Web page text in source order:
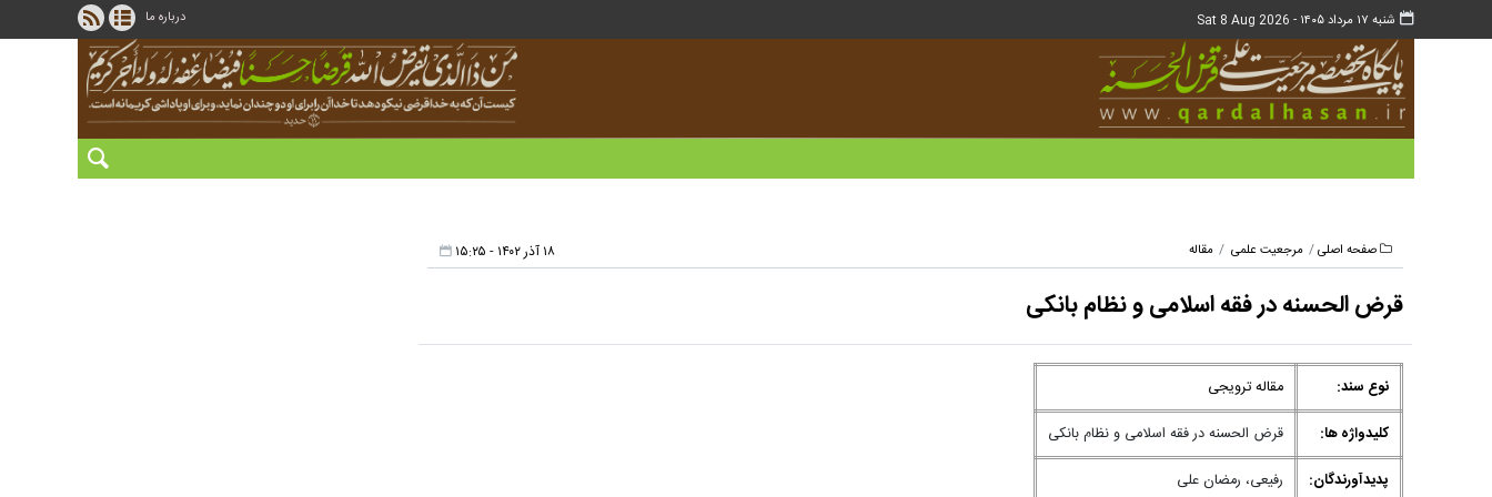
شنبه ۱۷ مرداد ۱۴۰۵ - Sat 8 Aug 2026 درباره ما
صفحه اصلی مرجعیت علمی مقاله ۱۸ آذر ۱۴۰۲ - ۱۵:۲۵
قرض الحسنه در فقه اسلامی و نظام بانکی
نوع سند:
مقاله ترویجی
کلیدواژه ها:
قرض الحسنه در فقه اسلامی و نظام بانکی
پدیدآورندگان:
رفیعی، رمضان علی